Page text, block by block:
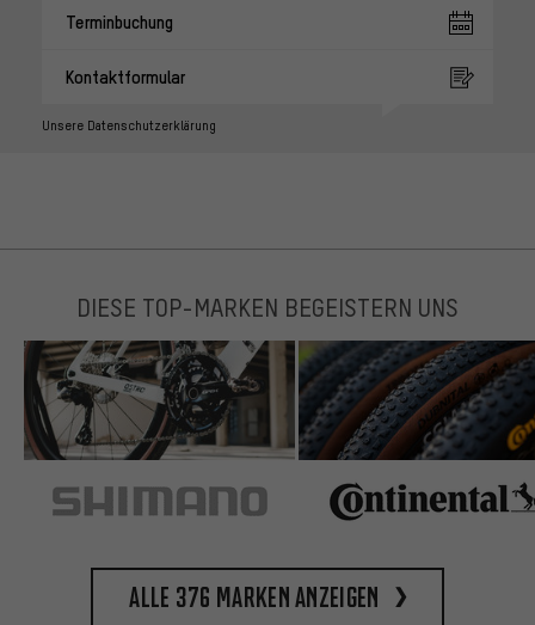
Terminbuchung
Kontaktformular
Unsere Datenschutzerklärung
DIESE TOP-MARKEN BEGEISTERN UNS
Alle 376 Marken anzeigen